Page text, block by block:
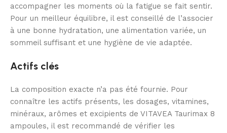
accompagner les moments où la fatigue se fait sentir.
Pour un meilleur équilibre, il est conseillé de l’associer
à une bonne hydratation, une alimentation variée, un
sommeil suffisant et une hygiène de vie adaptée.
Actifs clés
La composition exacte n’a pas été fournie. Pour
connaître les actifs présents, les dosages, vitamines,
minéraux, arômes et excipients de VITAVEA Taurimax 8
ampoules, il est recommandé de vérifier les